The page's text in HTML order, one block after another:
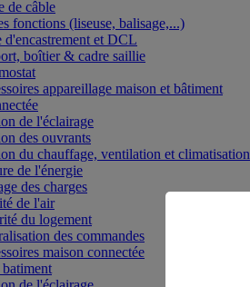
de câble
fonctions (liseuse, balisage,...)
d'encastrement et DCL
boîtier & cadre saillie
appareillage maison et bâtiment
de l'éclairage
des ouvrants
du chauffage, ventilation et climatisation
de l'énergie
des charges
de l'air
du logement
des commandes
maison connectée